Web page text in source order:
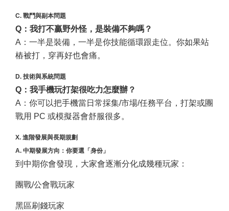
C. 戰鬥與副本問題
Q：我打不贏野外怪，是裝備不夠嗎？
A：一半是裝備，一半是你技能循環跟走位。你如果站
樁被打，穿再好也會痛。
D. 技術與系統問題
Q：我手機玩打架很吃力怎麼辦？
A：你可以把手機當日常採集/市場/任務平台，打架或團
戰用 PC 或模擬器會舒服很多。
X. 進階發展與長期規劃
A. 中期發展方向：你要選「身份」
到中期你會發現，大家會逐漸分化成幾種玩家：
團戰/公會戰玩家
黑區刷錢玩家